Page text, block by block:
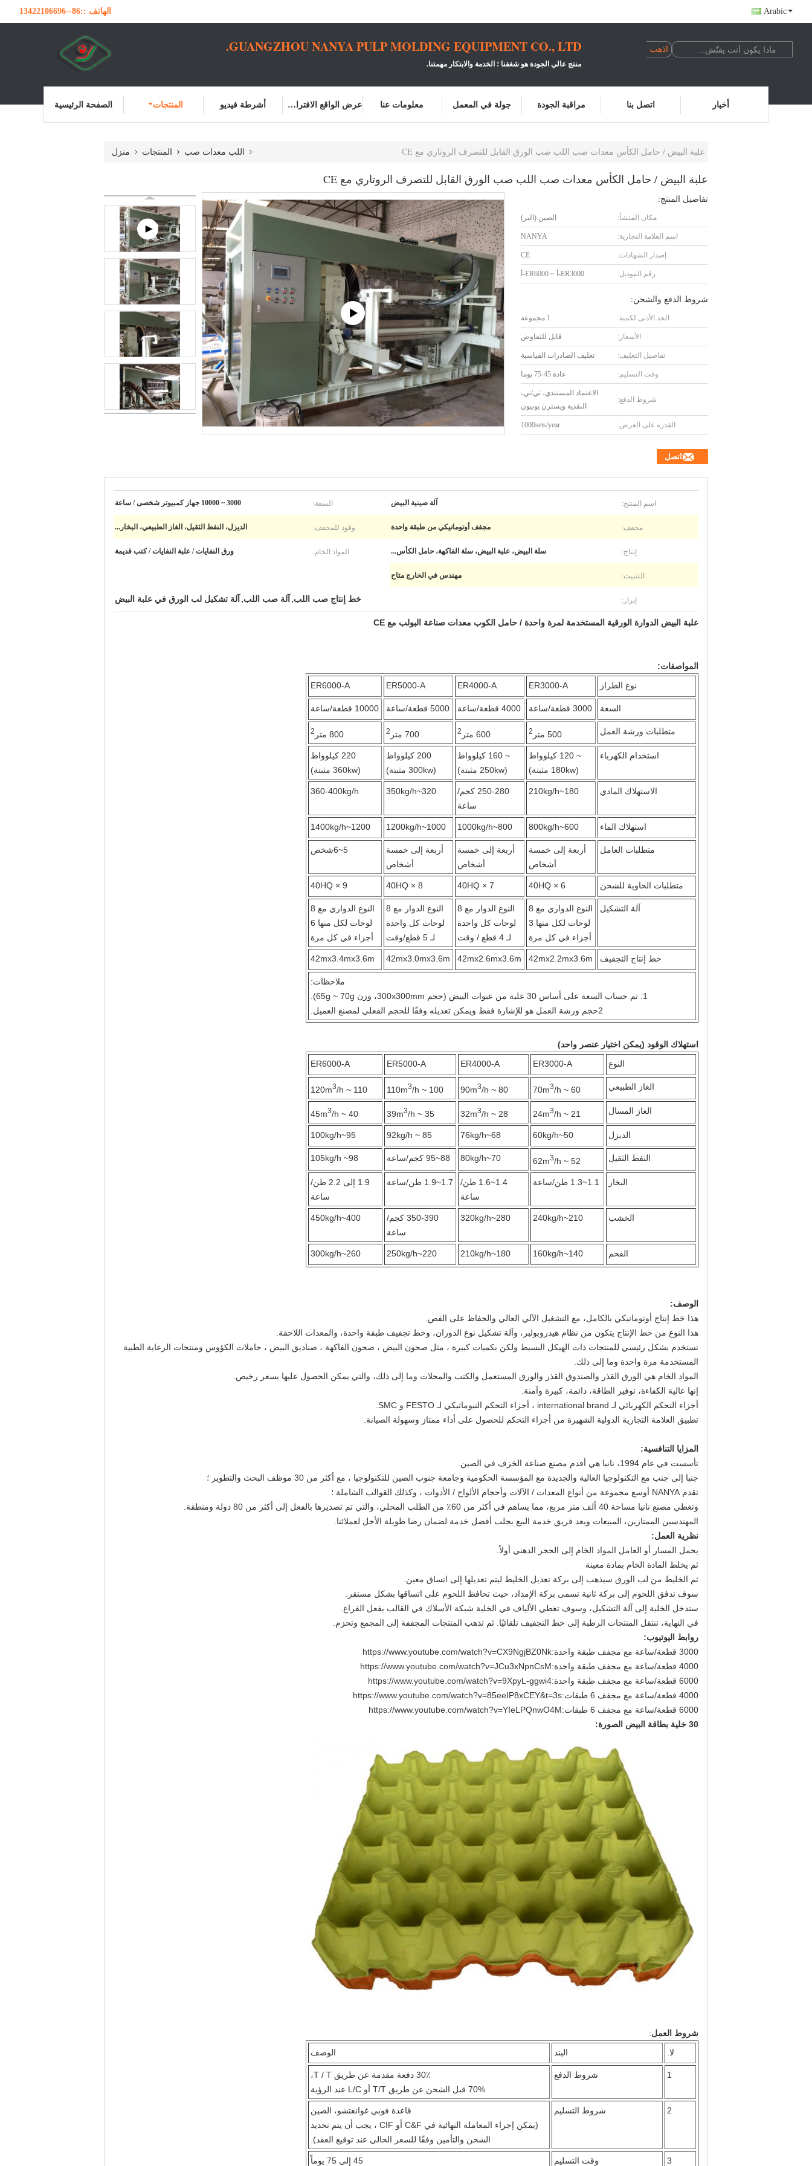
الهاتف ::86--13422106696 Arabic
GUANGZHOU NANYA PULP MOLDING EQUIPMENT CO., LTD.
منتج عالي الجودة هو شغفنا ؛ الخدمة والابتكار مهمتنا.
الصفحة الرئيسية المنتجات أشرطة فيديو عرض الواقع الافتراضي معلومات عنا جولة في المعمل مراقبة الجودة اتصل بنا أخبار
منزل المنتجات اللب معدات صب علبة البيض / حامل الكأس معدات صب اللب صب الورق القابل للتصرف الروتاري مع CE
علبة البيض / حامل الكأس معدات صب اللب صب الورق القابل للتصرف الروتاري مع CE
تفاصيل المنتج:
مكان المنشأ: الصين (البر)
اسم العلامة التجارية: NANYA
إصدار الشهادات: CE
رقم الموديل: ER3000-أ ~ ER6000-أ
شروط الدفع والشحن:
الحد الأدنى لكمية: 1 مجموعة
الأسعار: قابل للتفاوض
تفاصيل التغليف: تغليف الصادرات القياسية
وقت التسليم: عادة 45-75 يوما
شروط الدفع:
الاعتماد المستندي، تي/تي،
النقدية ويسترن يونيون
القدرة على العرض: 1000sets/year
اتصل
اسم المنتج: آلة صينية البيض السعة: 3000 ~ 10000 جهاز كمبيوتر شخصى / ساعة
مجفف: مجفف أوتوماتيكي من طبقة واحدة وقود للمجفف: الديزل، النفط الثقيل، الغاز الطبيعي، البخار...
إنتاج: سلة البيض، علبة البيض، سلة الفاكهة، حامل الكأس... المواد الخام: ورق النفايات / علبة النفايات / كتب قديمة
التثبيت: مهندس في الخارج متاح
إبراز: خط إنتاج صب اللب, آلة صب اللب, آلة تشكيل لب الورق في علبة البيض
علبة البيض الدوارة الورقية المستخدمة لمرة واحدة / حامل الكوب معدات صناعة البولب مع CE
المواصفات:
نوع الطراز
ER3000-A
ER4000-A
ER5000-A
ER6000-A
السعة 3000 قطعة/ساعة 4000 قطعة/ساعة 5000 قطعة/ساعة 10000 قطعة/ساعة
متطلبات ورشة العمل 500 متر 2 600 متر 2 700 متر 2 800 متر 2
استخدام الكهرباء
~ 120 كيلوواط
(180kw مثبتة)
~ 160 كيلوواط
(250kw مثبتة)
200 كيلوواط
(300kw مثبتة)
220 كيلوواط
(360kw مثبتة)
الاستهلاك المادي 180~210kg/h
250-280 كجم/
ساعة
320~350kg/h
360-400kg/h
استهلاك الماء 600~800kg/h
800~1000kg/h
1000~1200kg/h
1200~1400kg/h
متطلبات العامل
أربعة إلى خمسة
أشخاص
أربعة إلى خمسة
أشخاص
أربعة إلى خمسة
أشخاص
5~6شخص
متطلبات الحاوية للشحن 6 × 40HQ
7 × 40HQ
8 × 40HQ
9 × 40HQ
آلة التشكيل
النوع الدواري مع 8
لوحات لكل منها 3
أجزاء في كل مرة
النوع الدوار مع 8
لوحات كل واحدة
لـ 4 قطع / وقت
النوع الدوار مع 8
لوحات كل واحدة
لـ 5 قطع/وقت
النوع الدواري مع 8
لوحات لكل منها 6
أجزاء في كل مرة
خط إنتاج التجفيف 42mx2.2mx3.6m
42mx2.6mx3.6m
42mx3.0mx3.6m
42mx3.4mx3.6m
ملاحظات:
1. تم حساب السعة على أساس 30 علبة من عبوات البيض (حجم 300x300mm، وزن 65g ~ 70g).
2حجم ورشة العمل هو للإشارة فقط ويمكن تعديله وفقًا للحجم الفعلي لمصنع العميل.
استهلاك الوقود (يمكن اختيار عنصر واحد)
النوع
ER3000-A
ER4000-A
ER5000-A
ER6000-A
الغاز الطبيعي 60 ~ 70m
3/h
80 ~ 90m
3/h
100 ~ 110m
3/h
110 ~ 120m
3/h
الغاز المسال 21 ~ 24m
3/h
28 ~ 32m
3/h
35 ~ 39m
3/h
40 ~ 45m
3/h
الديزل 50~60kg/h
68~76kg/h
85 ~ 92kg/h
95~100kg/h
النفط الثقيل 52 ~ 62m
3/h
70~80kg/h 88~95 كجم/ساعة 98~ 105kg/h
البخار 1.1~1.3 طن/ساعة
1.4~1.6 طن/
ساعة
1.7~1.9 طن/ساعة
1.9 إلى 2.2 طن/
ساعة
الخشب 210~240kg/h
280~320kg/h
350-390 كجم/
ساعة
400~450kg/h
الفحم 140~160kg/h
180~210kg/h
220~250kg/h
260~300kg/h
الوصف:
هذا خط إنتاج أوتوماتيكي بالكامل، مع التشغيل الآلي العالي والحفاظ على الفص.
هذا النوع من خط الإنتاج يتكون من نظام هيدروبولبر، وآلة تشكيل نوع الدوران، وخط تجفيف طبقة واحدة، والمعدات اللاحقة.
تستخدم بشكل رئيسي للمنتجات ذات الهيكل البسيط ولكن بكميات كبيرة ، مثل صحون البيض ، صحون الفاكهة ، صناديق البيض ، حاملات الكؤوس ومنتجات الرعاية الطبية
المستخدمة مرة واحدة وما إلى ذلك.
المواد الخام هي الورق القذر والصندوق القذر والورق المستعمل والكتب والمجلات وما إلى ذلك، والتي يمكن الحصول عليها بسعر رخيص.
إنها عالية الكفاءة، توفير الطاقة، دائمة، كبيرة وآمنة.
أجزاء التحكم الكهربائي لـ international brand ، أجزاء التحكم النيوماتيكي لـ FESTO و SMC.
تطبيق العلامة التجارية الدولية الشهيرة من أجزاء التحكم للحصول على أداء ممتاز وسهولة الصيانة.
المزايا التنافسية:
تأسست في عام 1994، نانيا هي أقدم مصنع صناعة الخزف في الصين.
جنبا إلى جنب مع التكنولوجيا العالية والجديدة مع المؤسسة الحكومية وجامعة جنوب الصين للتكنولوجيا ، مع أكثر من 30 موظف البحث والتطوير ؛
تقدم NANYA أوسع مجموعة من أنواع المعدات / الآلات وأحجام الألواح / الأدوات ، وكذلك القوالب الشاملة ؛
وتغطي مصنع نانيا مساحة 40 ألف متر مربع، مما يساهم في أكثر من 60٪ من الطلب المحلي، والتي تم تصديرها بالفعل إلى أكثر من 80 دولة ومنطقة.
المهندسين الممتازين، المبيعات وبعد فريق خدمة البيع يجلب أفضل خدمة لضمان رضا طويلة الأجل لعملائنا.
نظرية العمل:
يحمل المسار أو العامل المواد الخام إلى الحجر الدهني أولاً.
ثم يخلط المادة الخام بمادة معينة
ثم الخليط من لب الورق سيذهب إلى بركة تعديل الخليط ليتم تعديلها إلى اتساق معين.
سوف تدفق اللحوم إلى بركة ثانية تسمى بركة الإمداد، حيث تحافظ اللحوم على اتساقها بشكل مستقر.
ستدخل الخلية إلى آلة التشكيل، وسوف تغطي الألياف في الخلية شبكة الأسلاك في القالب بفعل الفراغ.
في النهاية، تنتقل المنتجات الرطبة إلى خط التجفيف تلقائيًا. ثم تذهب المنتجات المجففة إلى المجمع وتحزم.
روابط اليوتيوب:
3000 قطعة/ساعة مع مجفف طبقة واحدة:
https://www.youtube.com/watch?v=CX9NgjBZ0Nk
4000 قطعة/ساعة مع مجفف طبقة واحدة:
https://www.youtube.com/watch?v=JCu3xNpnCsM
6000 قطعة/ساعة مع مجفف طبقة واحدة:
https://www.youtube.com/watch?v=9XpyL-ggwi4
4000 قطعة/ساعة مع مجفف 6 طبقات:
https://www.youtube.com/watch?v=85eeIP8xCEY&t=3s
6000 قطعة/ساعة مع مجفف 6 طبقات:
https://www.youtube.com/watch?v=YIeLPQnwO4M
30 خلية بطاقة البيض الصورة:
شروط العمل:
لا.
البند الوصف
1 شروط الدفع
30٪ دفعة مقدمة عن طريق T / T،
70% قبل الشحن عن طريق T/T أو L/C عند الرؤية
2 شروط التسليم
قاعدة فوبي غوانغتشو، الصين
(يمكن إجراء المعاملة النهائية في C&F أو CIF ، يجب أن يتم تحديد
الشحن والتأمين وفقًا للسعر الحالي عند توقيع العقد).
3 وقت التسليم 45 إلى 75 يوماً